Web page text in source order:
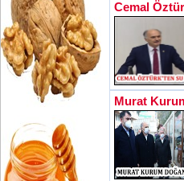
Cemal
Murat